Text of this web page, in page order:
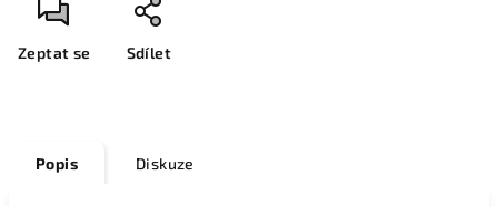
Zeptat se Sdílet
Popis Diskuze